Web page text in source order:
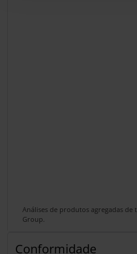
Análises de produtos agregadas de
Group.
Conformidade